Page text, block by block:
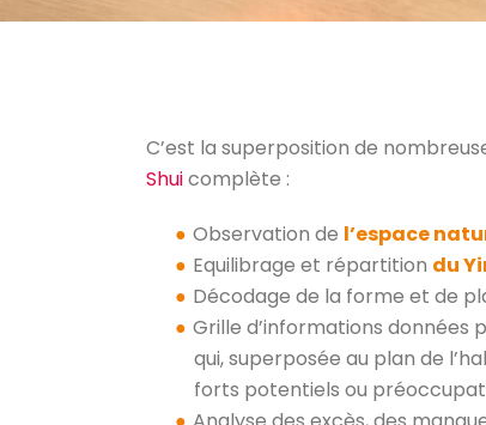
C’est la superposition de
Shuicomplète :
Observation de l’espace
Equilibrage et répartition du
Décodage de la forme et de
Grille d’informations données
qui, superposée au plan de
forts potentiels ou